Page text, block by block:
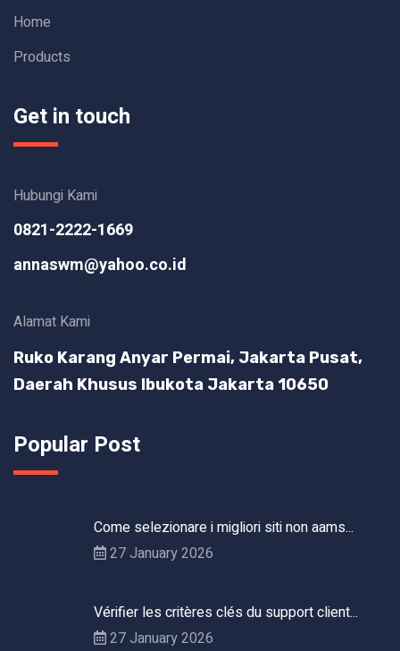
Home
Products
Get in touch
Hubungi Kami
0821-2222-1669
annaswm@yahoo.co.id
Alamat Kami
Ruko Karang Anyar Permai, Jakarta Pusat,
Daerah Khusus Ibukota Jakarta 10650
Popular Post
Come selezionare i migliori siti non aams...
27 January 2026
Vérifier les critères clés du support client...
27 January 2026